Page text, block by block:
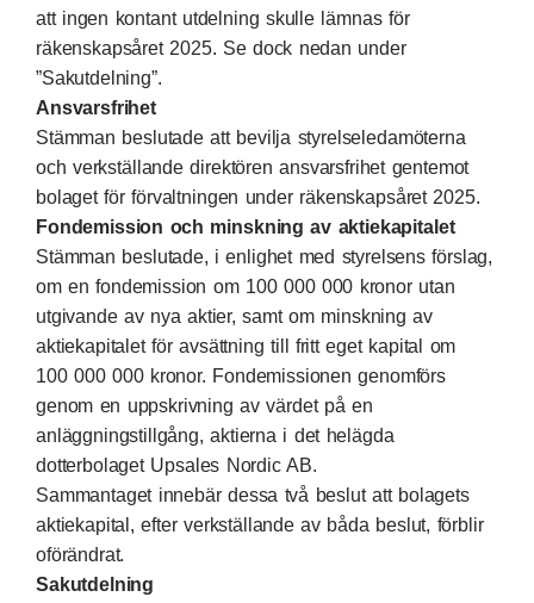
att ingen kontant utdelning skulle lämnas för
räkenskapsåret 2025. Se dock nedan under
”Sakutdelning”.
Ansvarsfrihet
Stämman beslutade att bevilja styrelseledamöterna
och verkställande direktören ansvarsfrihet gentemot
bolaget för förvaltningen under räkenskapsåret 2025.
Fondemission och minskning av aktiekapitalet
Stämman beslutade, i enlighet med styrelsens förslag,
om en fondemission om 100 000 000 kronor utan
utgivande av nya aktier, samt om minskning av
aktiekapitalet för avsättning till fritt eget kapital om
100 000 000 kronor. Fondemissionen genomförs
genom en uppskrivning av värdet på en
anläggningstillgång, aktierna i det helägda
dotterbolaget Upsales Nordic AB.
Sammantaget innebär dessa två beslut att bolagets
aktiekapital, efter verkställande av båda beslut, förblir
oförändrat.
Sakutdelning